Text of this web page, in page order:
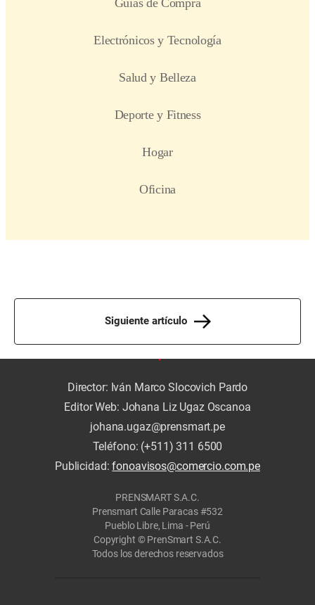
Siguiente artículo
Director: Iván Marco Slocovich Pardo
Editor Web: Johana Liz Ugaz Oscanoa
johana.ugaz@prensmart.pe
Teléfono: (+511) 311 6500
Publicidad:fonoavisos@comercio.com.pe
PRENSMART S.A.C.
Prensmart Calle Paracas #532
Pueblo Libre, Lima - Perú
Copyright © PrenSmart S.A.C.
Todos los derechos reservados